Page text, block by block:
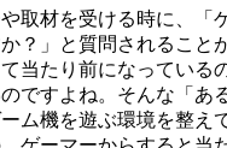
取材を受ける時に、「
？」と質問されること
当たり前になっている
ですよね。そんな「あ
ム機を遊ぶ環境を整え